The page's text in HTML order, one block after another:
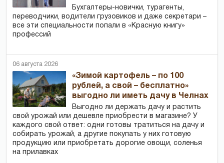
Бухгалтеры-новички, тур­агенты,
переводчики, водители грузовиков и даже секретари –
все эти специальности попали в «Красную книгу»
профессий
06 августа 2026
«Зимой картофель – по 100
рублей, а свой – бесплатно»
выгодно ли иметь дачу в Челнах
Выгодно ли держать дачу и растить
свой урожай или дешевле приобрести в магазине? У
каждого свой ответ: одни готовы тратиться на дачу и
собирать урожай, а другие покупать у них готовую
продукцию или приобретать дорогие овощи, соленья
на прилавках